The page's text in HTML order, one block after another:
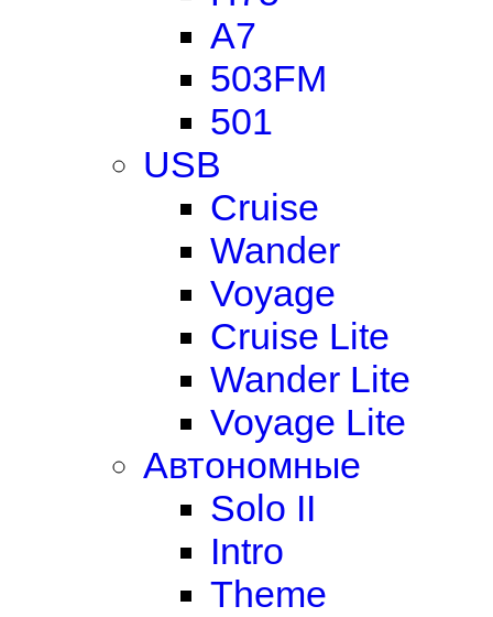
A7
503FM
501
USB
Cruise
Wander
Voyage
Cruise Lite
Wander Lite
Voyage Lite
Автономные
Solo II
Intro
Theme